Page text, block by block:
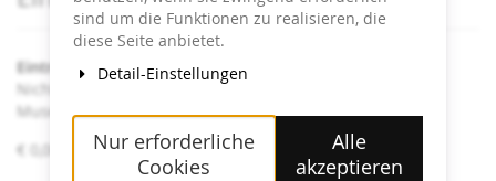
Eintritt Heidi Horten Collection
Nicht angeführte Ermäßigungen sind an der Kassa im
Museum erhältlich.
von
€ 0,00 – € 16,00
sind um die Funktionen zu realisieren, die
diese Seite anbietet.
Detail-Einstellungen
Nur erforderliche
Cookies
Alle
akzeptieren